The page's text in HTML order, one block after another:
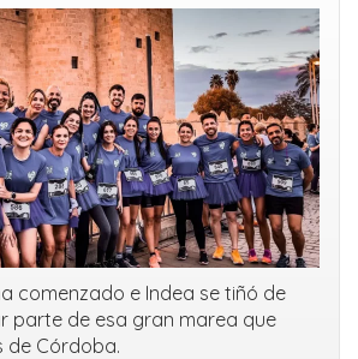
comenzado e Indea se tiñó de
parte de esa gran marea que
de Córdoba.